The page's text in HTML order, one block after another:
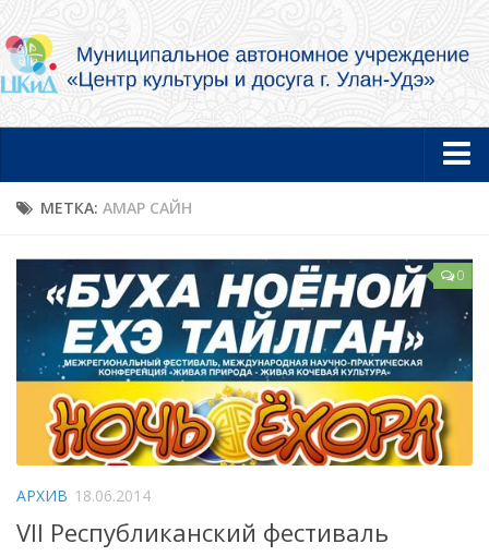
Главная
Об учреждении
Документы
Услуги в электронной форме
Фотогалерея
Творческие коллективы и артисты
Забайкальский народный хор «Семейские янтари»
МЕТКА: АМАР САЙН
0
АРХИВ 18.06.2014
VII Республиканский фестиваль